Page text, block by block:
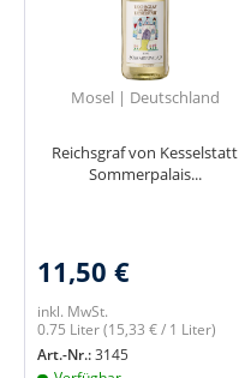
Mosel | Deutschland
Reichsgraf von Kesselstatt
Sommerpalais...
11,50 €
inkl. MwSt.
0.75 Liter(15,33 € / 1 Liter)
Art.-Nr.:3145